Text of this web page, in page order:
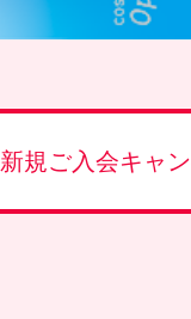
新規ご入会キャ